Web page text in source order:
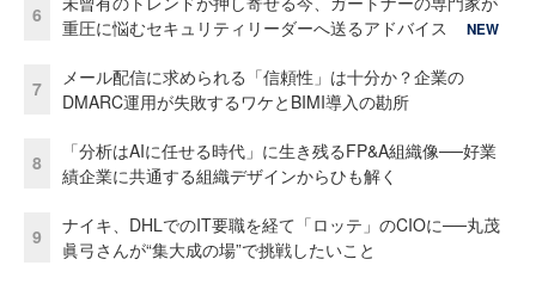
6
重圧に悩むセキュリティリーダーへ送るアドバイス
NEW
7
メール配信に求められる「信頼性」は十分か？企業の
DMARC運用が失敗するワケとBIMI導入の勘所
8
「分析はAIに任せる時代」に生き残るFP&A組織像──好業
績企業に共通する組織デザインからひも解く
9
ナイキ、DHLでのIT要職を経て「ロッテ」のCIOに──丸茂
眞弓さんが“集大成の場”で挑戦したいこと